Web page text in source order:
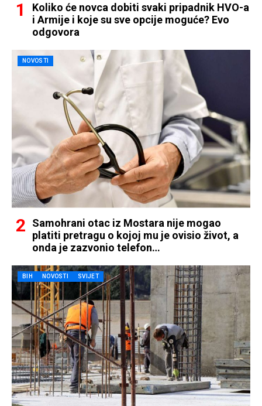
Koliko će novca dobiti svaki pripadnik HVO-a
i Armije i koje su sve opcije moguće? Evo
odgovora
NOVOSTI
Samohrani otac iz Mostara nije mogao
platiti pretragu o kojoj mu je ovisio život, a
onda je zazvonio telefon…
BIH NOVOSTI SVIJET